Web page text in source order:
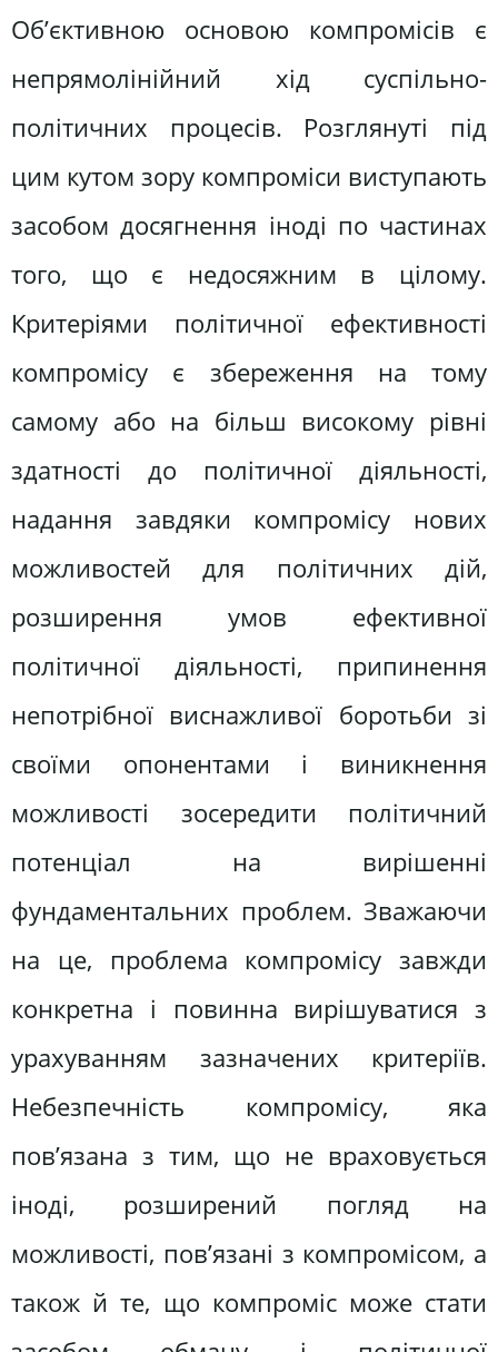
Об’єктивною основою компромісів є
непрямолінійний хід суспільно-
політичних процесів. Розглянуті під
цим кутом зору компроміси виступають
засобом досягнення іноді по частинах
того, що є недосяжним в цілому.
Критеріями політичної ефективності
компромісу є збереження на тому
самому або на більш високому рівні
здатності до політичної діяльності,
надання завдяки компромісу нових
можливостей для політичних дій,
розширення умов ефективної
політичної діяльності, припинення
непотрібної виснажливої боротьби зі
своїми опонентами і виникнення
можливості зосередити політичний
потенціал на вирішенні
фундаментальних проблем. Зважаючи
на це, проблема компромісу завжди
конкретна і повинна вирішуватися з
урахуванням зазначених критеріїв.
Небезпечність компромісу, яка
пов’язана з тим, що не враховується
іноді, розширений погляд на
можливості, пов’язані з компромісом, а
також й те, що компроміс може стати